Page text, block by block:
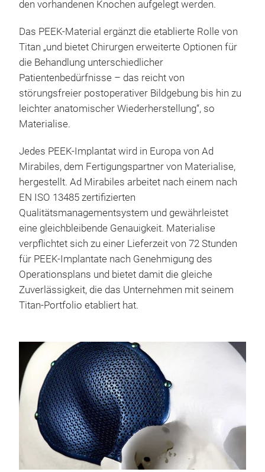
den vorhandenen Knochen aufgelegt werden.
Das PEEK-Material ergänzt die etablierte Rolle von
Titan „und bietet Chirurgen erweiterte Optionen für
die Behandlung unterschiedlicher
Patientenbedürfnisse – das reicht von
störungsfreier postoperativer Bildgebung bis hin zu
leichter anatomischer Wiederherstellung“, so
Materialise.
Jedes PEEK-Implantat wird in Europa von Ad
Mirabiles, dem Fertigungspartner von Materialise,
hergestellt. Ad Mirabiles arbeitet nach einem nach
EN ISO 13485 zertifizierten
Qualitätsmanagementsystem und gewährleistet
eine gleichbleibende Genauigkeit. Materialise
verpflichtet sich zu einer Lieferzeit von 72 Stunden
für PEEK-Implantate nach Genehmigung des
Operationsplans und bietet damit die gleiche
Zuverlässigkeit, die das Unternehmen mit seinem
Titan-Portfolio etabliert hat.